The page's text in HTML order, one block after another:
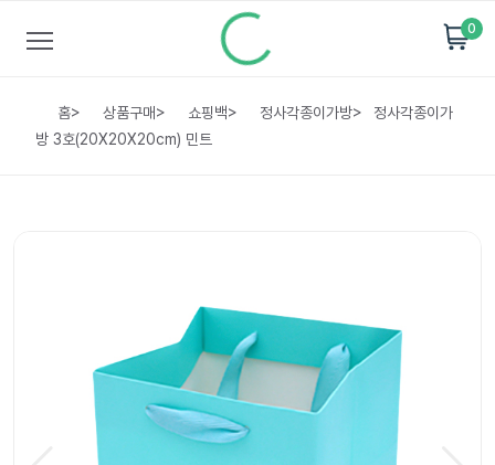
0
홈> 상품구매> 쇼핑백> 정사각종이가방>
정사각종이가
방 3호(20X20X20cm) 민트